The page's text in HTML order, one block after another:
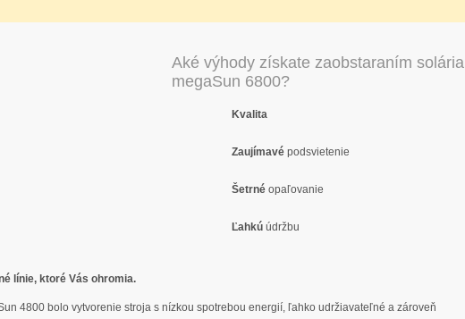
Aké výhody získate zaobstaraním solária
megaSun 6800?
Kvalita
Zaujímavépodsvietenie
Šetrnéopaľovanie
Ľahkúúdržbu
línie, ktoré Vás ohromia.
4800 bolo vytvorenie stroja s nízkou spotrebou energií, ľahko udržiavateľné a zároveň